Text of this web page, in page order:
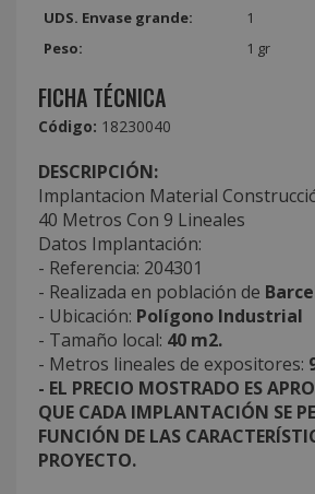
UDS. Envase grande:
1
Peso:
1 gr
FICHA TÉCNICA
Código: 18230040
DESCRIPCIÓN:
Implantacion Material
40 Metros Con 9 Lineales
Datos Implantación:
- Referencia: 204301
- Realizada en población de
- Ubicación: Polígono Industrial
- Tamaño local: 40 m2.
- Metros lineales de expositores:
- EL PRECIO MOSTRADO ES
QUE CADA IMPLANTACIÓN SE
FUNCIÓN DE LAS
PROYECTO.